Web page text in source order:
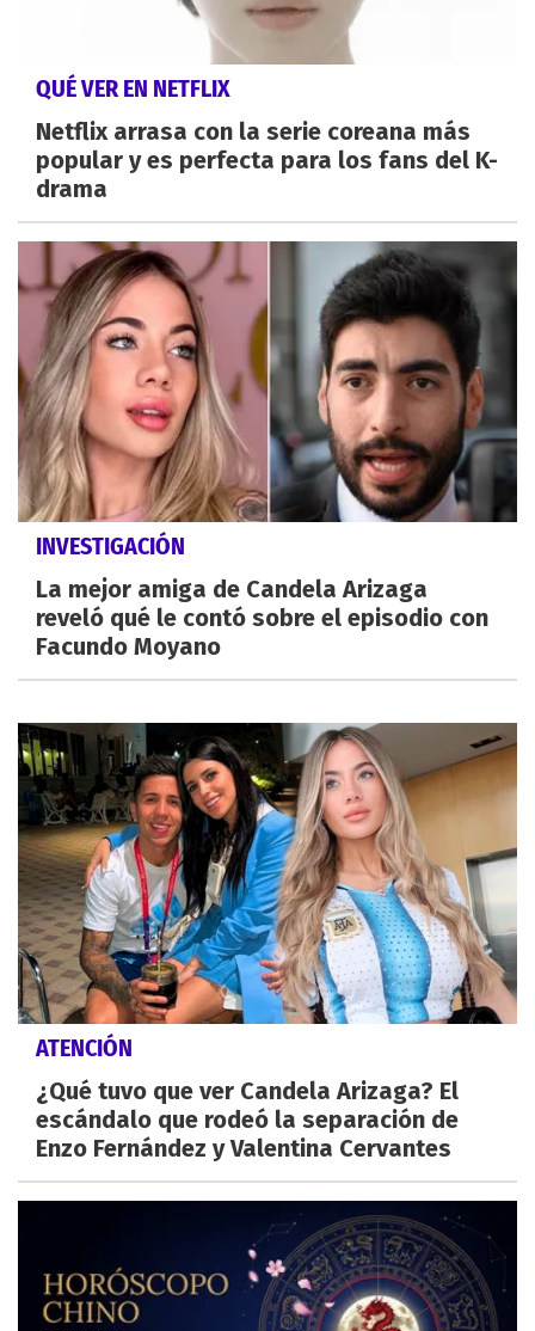
QUÉ VER EN NETFLIX
Netflix arrasa con la serie coreana más
popular y es perfecta para los fans del K-
drama
INVESTIGACIÓN
La mejor amiga de Candela Arizaga
reveló qué le contó sobre el episodio con
Facundo Moyano
ATENCIÓN
¿Qué tuvo que ver Candela Arizaga? El
escándalo que rodeó la separación de
Enzo Fernández y Valentina Cervantes